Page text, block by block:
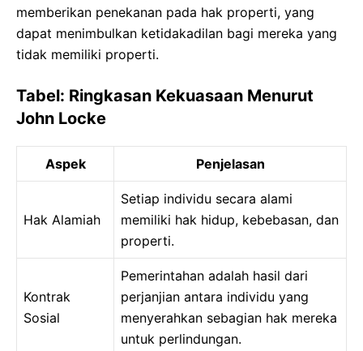
memberikan penekanan pada hak properti, yang
dapat menimbulkan ketidakadilan bagi mereka yang
tidak memiliki properti.
Tabel: Ringkasan Kekuasaan Menurut
John Locke
Aspek Penjelasan
Hak Alamiah
Setiap individu secara alami
memiliki hak hidup, kebebasan, dan
properti.
Kontrak
Sosial
Pemerintahan adalah hasil dari
perjanjian antara individu yang
menyerahkan sebagian hak mereka
untuk perlindungan.